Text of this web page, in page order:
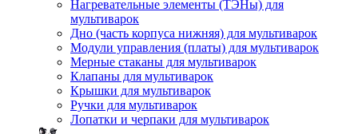
Нагревательные элементы (ТЭНы) для
мультиварок
Дно (часть корпуса нижняя) для мультиварок
Модули управления (платы) для мультиварок
Мерные стаканы для мультиварок
Клапаны для мультиварок
Крышки для мультиварок
Ручки для мультиварок
Лопатки и черпаки для мультиварок